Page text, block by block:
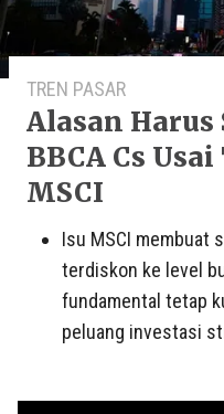
TREN PASAR
Alasan Harus
BBCA Cs
MSCI
Isu MSCI membuat
terdiskon ke level
fundamental tetap
peluang investasi